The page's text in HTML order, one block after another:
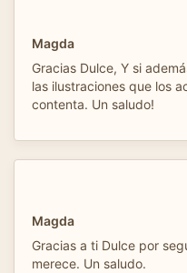
Magda
Gracias Dulce, Y si
las ilustraciones que los
contenta. Un saludo!
Magda
Gracias a ti Dulce por
merece. Un saludo.